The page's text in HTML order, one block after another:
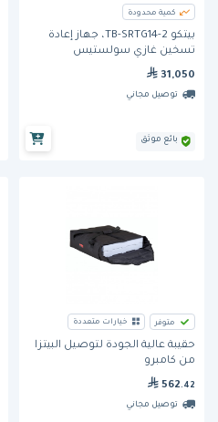
كمية محدودة
بيتكو TB-SRTG14-2، جهاز إعادة
تسخين غازي سولستيس
31,050
توصيل مجاني
بائع موثق
متوفر خيارات متعددة
حقيبة عالية الجودة لتوصيل البيتزا
من كامبرو
562 .42
توصيل مجاني